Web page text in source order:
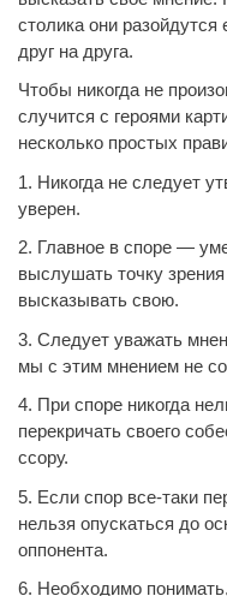
столика они
друг на друга.
Чтобы никогда не
случится с героями
несколько простых
1. Никогда не следует
уверен.
2. Главное в споре —
выслушать точку
высказывать свою.
3. Следует уважать
мы с этим мнением не
4. При споре никогда
перекричать своего
ссору.
5. Если спор все-таки
нельзя опускаться до
оппонента.
6. Необходимо